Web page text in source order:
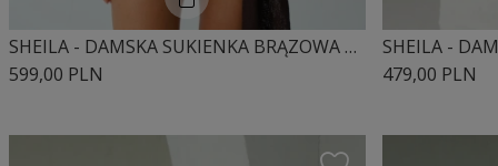
SHEILA - DAMSKA SUKIENKA BRĄZOWA Z DŁUGIM ROZKLOSZOWANYM RĘKAWEM MINI 'LUCYJA'
599,00 PLN
479,00 PLN